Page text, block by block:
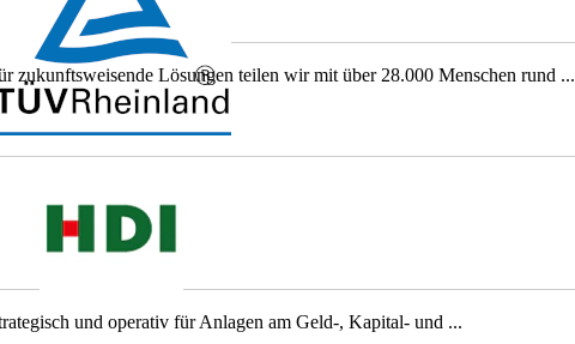
Lösungen teilen wir mit über 28.000 Menschen rund ...
und operativ für Anlagen am Geld-, Kapital- und ...